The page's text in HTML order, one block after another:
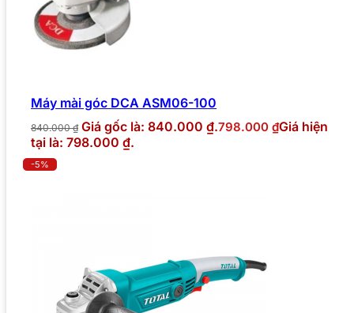
Máy mài góc DCA ASM06-100
840.000₫ Giá gốc là: 840.000 ₫.798.000 ₫Giá hiện
tại là: 798.000 ₫.
-5%